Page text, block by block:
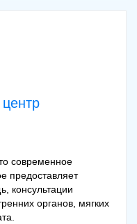
современное
предоставляет
консультации
органов, мягких